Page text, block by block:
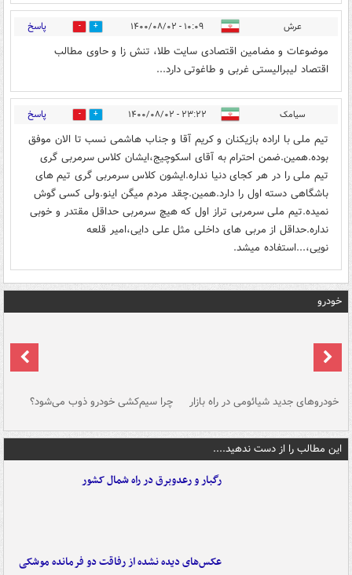
عرش ۱۰:۰۹ - ۱۴۰۰/۰۸/۰۲ 0 پاسخ
موضوعات و مضامین اقتصادی سایت طلا، تنش زا و حاوی مطالب
اقتصاد لیبرالیستی غربی و طاغوتی دارد...
سیامک ۲۳:۲۲ - ۱۴۰۰/۰۸/۰۲ 1 پاسخ
تیم ملی با اراده بازیکنان و کریم آقا و جناب هاشمی نسب تا الان موفق
بوده.همین.ضمن احترام به آقای اسکوچیج،ایشان کلاس سرمربی گری
تیم ملی را در هر کجای دنیا نداره.ایشون کلاس سرمربی گری تیم های
باشگاهی دسته اول را دارد.همین.چقد مردم میگن اینو.ولی کسی گوش
نمیده.تیم ملی سرمربی تراز اول که هیچ سرمربی حداقل مقتدر و خوبی
نداره.حداقل از مربی های داخلی مثل علی دایی،امیر قلعه
نویی،...استفاده میشد.
خودرو
خودروهای جدید شیائومی در راه بازار چرا سیم‌کشی خودرو ذوب می‌شود؟
این مطالب را از دست ندهید....
رگبار و رعدوبرق در راه شمال کشور
عکس‌های دیده نشده از رفاقت دو فرمانده‌ موشکی